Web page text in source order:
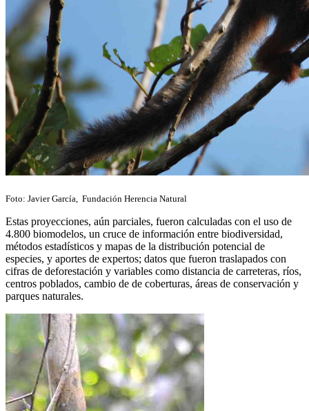
Foto: Javier García, Fundación Herencia Natural
Estas proyecciones, aún parciales, fueron calculadas con el uso de
4.800 biomodelos, un cruce de información entre biodiversidad,
métodos estadísticos y mapas de la distribución potencial de
especies, y aportes de expertos; datos que fueron traslapados con
cifras de deforestación y variables como distancia de carreteras, ríos,
centros poblados, cambio de de coberturas, áreas de conservación y
parques naturales.